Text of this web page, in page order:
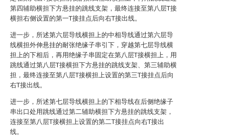
第四辅助横担下方悬挂的跳线支架，最终连接至第八层T接
横担右侧设置的第一T接挂点后向右T接出线。
进一步，所述第六层导线横担上的中相导线通过第六层导
线横担外伸悬挂的耐张绝缘子串引下，穿越第七层导线横
担上的下相后，再用绝缘子串固定在第八层T接横担上，用
跳线通过第八层T接横担下方悬挂的跳线支架、第三辅助横
担，最终连接至第八层T接横担上设置的第三T接挂点后向
右T接出线。
进一步，所述第七层导线横担上的下相导线在后侧绝缘子
串出口处用跳线通过第二辅助横担下方悬挂的跳线支架，
连接至第八层T接横担上设置的第二T接挂点向右T接出
线。